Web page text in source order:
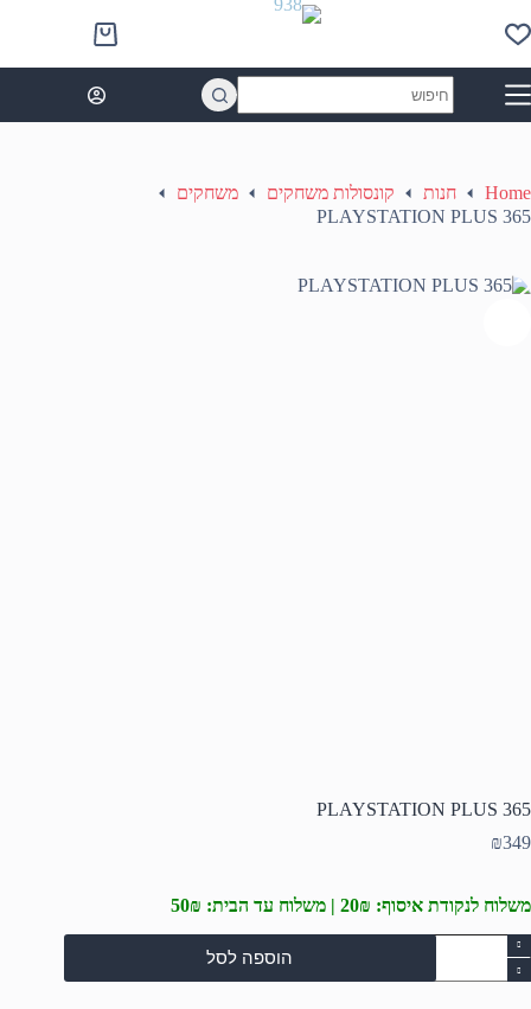
to
content
Shopping
cart
results
Home חנות קונסולות משחקים
משחקים
PLAYSTATION PLUS 365
PLAYSTATION PLUS 365
₪349
משלוח לנקודת איסוף: 20₪ | משלוח עד הבית: 50₪
כמות
של
PLAYSTATION
הוספה לסל